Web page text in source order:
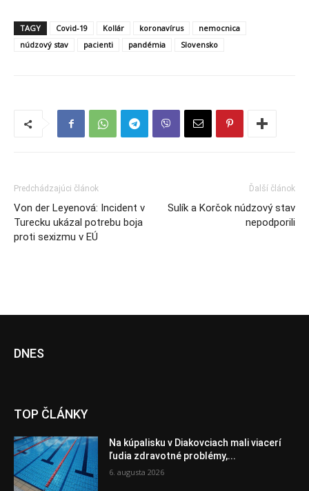
TAGY Covid-19 Kollár koronavírus
nemocnica
núdzový stav
pacienti pandémia Slovensko
Predchádzajúci článok
Von der Leyenová: Incident v
Turecku ukázal potrebu boja
proti sexizmu v EÚ
Ďalší článok
Sulík a Korčok núdzový stav
nepodporili
DNES
TOP ČLÁNKY
Na kúpalisku v Diakovciach mali viacerí
ľudia zdravotné problémy,...
6. augusta 2026